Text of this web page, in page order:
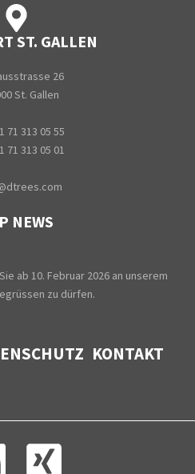
ST. GALLEN
26
St. Gallen
71 313 05 55
71 313 05 01
NEWS
ab 10. Februar 2026 an unserem
zu dürfen.
KONTAKT